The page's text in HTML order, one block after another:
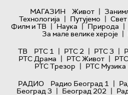
МАГАЗИН
Живот |
Технологијa | Путујемо | Свет
Филм и ТВ | Наука | Природа |
За мале велике хероје |
ТВ
РТС 1 | РТС 2 | РТС 3 |
РТС Драма | РТС Живот |
РТС Трезор | РТС Музика
РАДИО
Радио Београд 1 |
Београд 3 | Београд 202 |